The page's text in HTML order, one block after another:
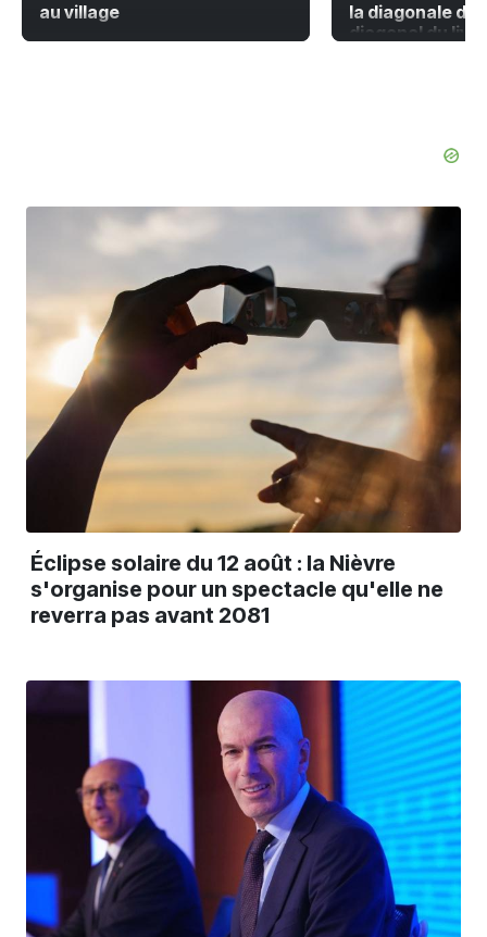
au village
la diagonale du
diagonal du
Éclipse solaire du 12 août : la Nièvre
s'organise pour un spectacle qu'elle ne
reverra pas avant 2081